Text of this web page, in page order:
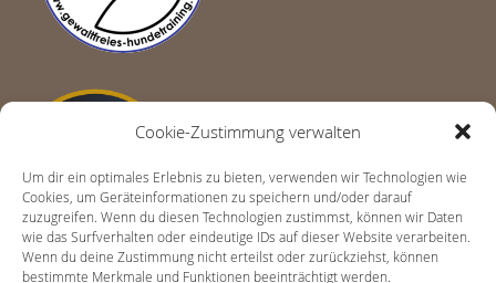
Cookie-Zustimmung verwalten
Um dir ein optimales Erlebnis zu bieten, verwenden wir Technologien wie
Cookies, um Geräteinformationen zu speichern und/oder darauf
zuzugreifen. Wenn du diesen Technologien zustimmst, können wir Daten
wie das Surfverhalten oder eindeutige IDs auf dieser Website verarbeiten.
Wenn du deine Zustimmung nicht erteilst oder zurückziehst, können
bestimmte Merkmale und Funktionen beeinträchtigt werden.